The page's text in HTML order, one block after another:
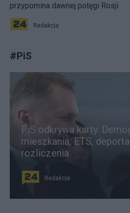
przypomina dawnej potęgi Rosji
Redakcja
#PiS
PiS odkrywa karty.
mieszkania, ETS,
rozliczenia
Redakcja